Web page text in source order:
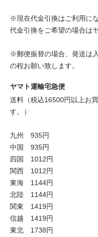
※現在代金引換はご利用に
代金引換をご希望の場合は
※郵便振替の場合、発送は
の程お願い致します。
ヤマト運輸宅急便
送料（税込16500円以上お
す。）
九州 935円
中国 935円
四国 1012円
関西 1012円
東海 1144円
北陸 1144円
関東 1419円
信越 1419円
東北 1738円